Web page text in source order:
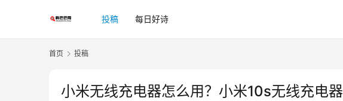
投稿 每日好诗
首页 投稿
小米无线充电器怎么用？小米10s无线充电器